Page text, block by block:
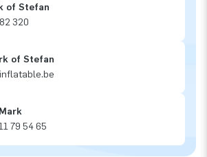
of Stefan
320
of Stefan
79 54 65